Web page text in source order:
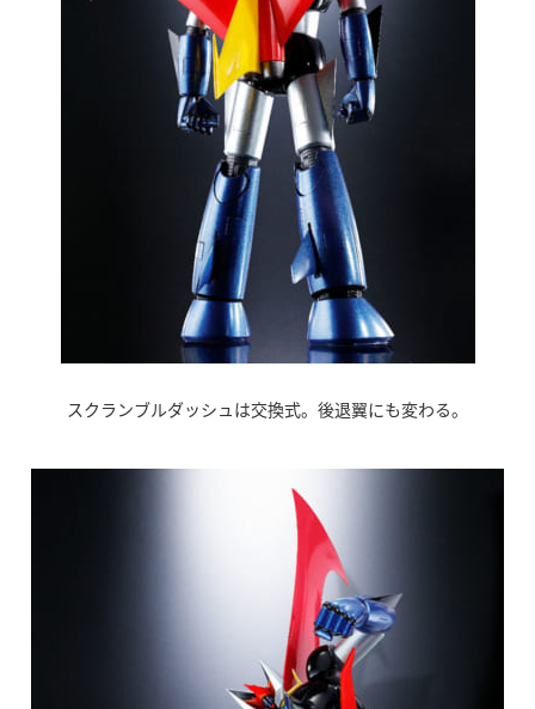
スクランブルダッシュは交換式。後退翼にも変わる。